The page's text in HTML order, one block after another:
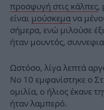
προσφυγή στις κάλπες,
είναι μούσκεμανα
σήμερα, ενώ μιλούσε
ήταν μουντός,
Ωστόσο, λίγα λεπτά
Νο 10 εμφανίστηκε ο
ομιλία, ο ήλιος έκανε
ήταν λαμπερό.